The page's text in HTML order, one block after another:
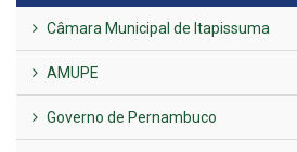
Câmara Municipal de Itapissuma
AMUPE
Governo de Pernambuco